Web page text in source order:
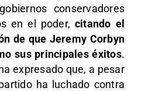
conservadores
en el poder, citando el
de que Jeremy Corbyn
sus principales éxitos.
expresado que, a pesar
ha luchado contra